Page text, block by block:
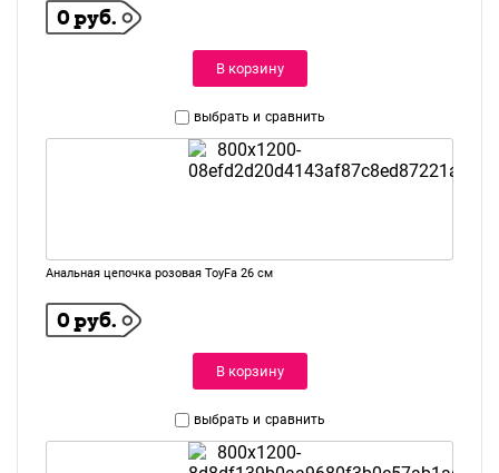
0 руб.
В корзину
выбрать и сравнить
Анальная цепочка розовая ToyFa 26 см
0 руб.
В корзину
выбрать и сравнить